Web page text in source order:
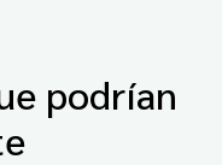
podrían